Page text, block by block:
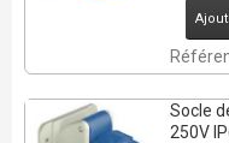
Socle
250V